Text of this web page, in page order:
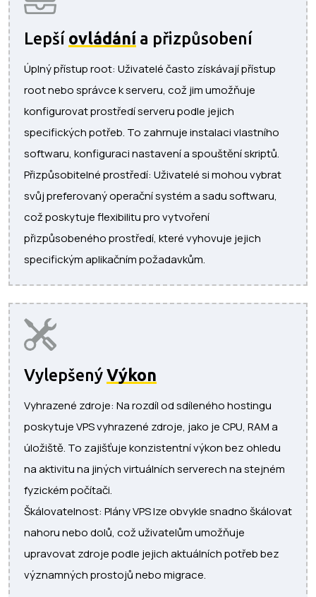
Lepší ovládání a přizpůsobení
Úplný přístup root: Uživatelé často získávají přístup
root nebo správce k serveru, což jim umožňuje
konfigurovat prostředí serveru podle jejich
specifických potřeb. To zahrnuje instalaci vlastního
softwaru, konfiguraci nastavení a spouštění skriptů.
Přizpůsobitelné prostředí: Uživatelé si mohou vybrat
svůj preferovaný operační systém a sadu softwaru,
což poskytuje flexibilitu pro vytvoření
přizpůsobeného prostředí, které vyhovuje jejich
specifickým aplikačním požadavkům.
VylepšenýVýkon
Vyhrazené zdroje: Na rozdíl od sdíleného hostingu
poskytuje VPS vyhrazené zdroje, jako je CPU, RAM a
úložiště. To zajišťuje konzistentní výkon bez ohledu
na aktivitu na jiných virtuálních serverech na stejném
fyzickém počítači.
Škálovatelnost: Plány VPS lze obvykle snadno škálovat
nahoru nebo dolů, což uživatelům umožňuje
upravovat zdroje podle jejich aktuálních potřeb bez
významných prostojů nebo migrace.